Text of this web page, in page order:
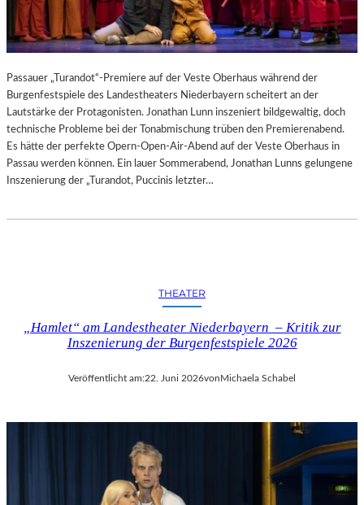
Passauer „Turandot“-Premiere auf der Veste Oberhaus während der
Burgenfestspiele des Landestheaters Niederbayern scheitert an der
Lautstärke der Protagonisten. Jonathan Lunn inszeniert bildgewaltig, doch
technische Probleme bei der Tonabmischung trüben den Premierenabend.
Es hätte der perfekte Opern-Open-Air-Abend auf der Veste Oberhaus in
Passau werden können. Ein lauer Sommerabend, Jonathan Lunns gelungene
Inszenierung der „Turandot, Puccinis letzter…
THEATER
„Hamlet“ am Landestheater Niederbayern – Kritik zur
Inszenierung der Burgenfestspiele 2026
Veröffentlicht am:22. Juni 2026vonMichaela Schabel